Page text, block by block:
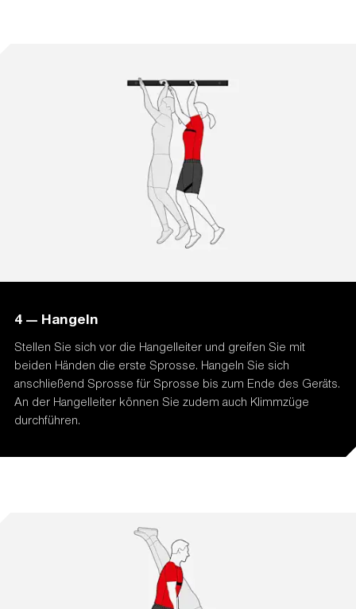
4 — Hangeln
Stellen Sie sich vor die Hangelleiter und greifen Sie mit
beiden Händen die erste Sprosse. Hangeln Sie sich
anschließend Sprosse für Sprosse bis zum Ende des Geräts.
An der Hangelleiter können Sie zudem auch Klimmzüge
durchführen.